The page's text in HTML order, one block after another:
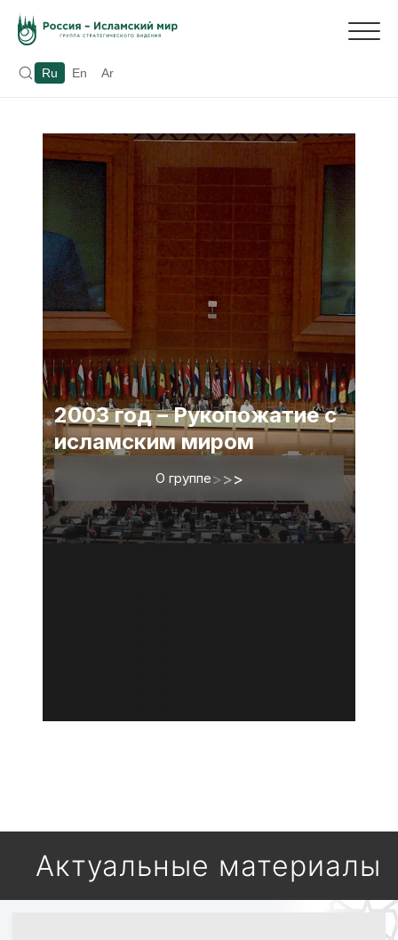
Ru En Ar
2003 год – Рукопожатие с
исламским миром
О группе>>>
Актуальные материалы